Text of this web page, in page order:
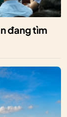
đang tìm